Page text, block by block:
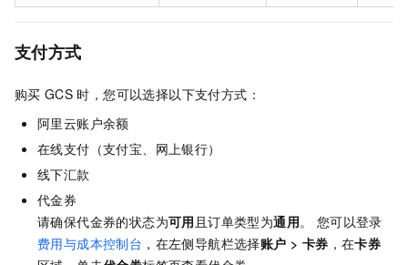
支付方式
购买 GCS 时，您可以选择以下支付方式：
阿里云账户余额
在线支付（支付宝、网上银行）
线下汇款
代金券
请确保代金券的状态为可用 且订单类型为通用。 您可以登录
费用与成本控制台 ，在左侧导航栏选择账户 > 卡券 ，在卡券